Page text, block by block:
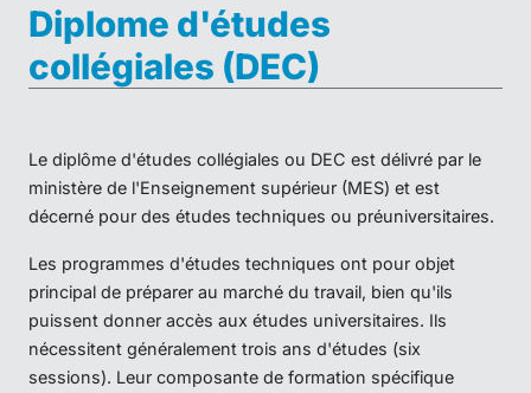
Diplome d'études
collégiales (DEC)
Le diplôme d'études collégiales ou DEC est délivré par le
ministère de l'Enseignement supérieur (MES) et est
décerné pour des études techniques ou préuniversitaires.
Les programmes d'études techniques ont pour objet
principal de préparer au marché du travail, bien qu'ils
puissent donner accès aux études universitaires. Ils
nécessitent généralement trois ans d'études (six
sessions). Leur composante de formation spécifique